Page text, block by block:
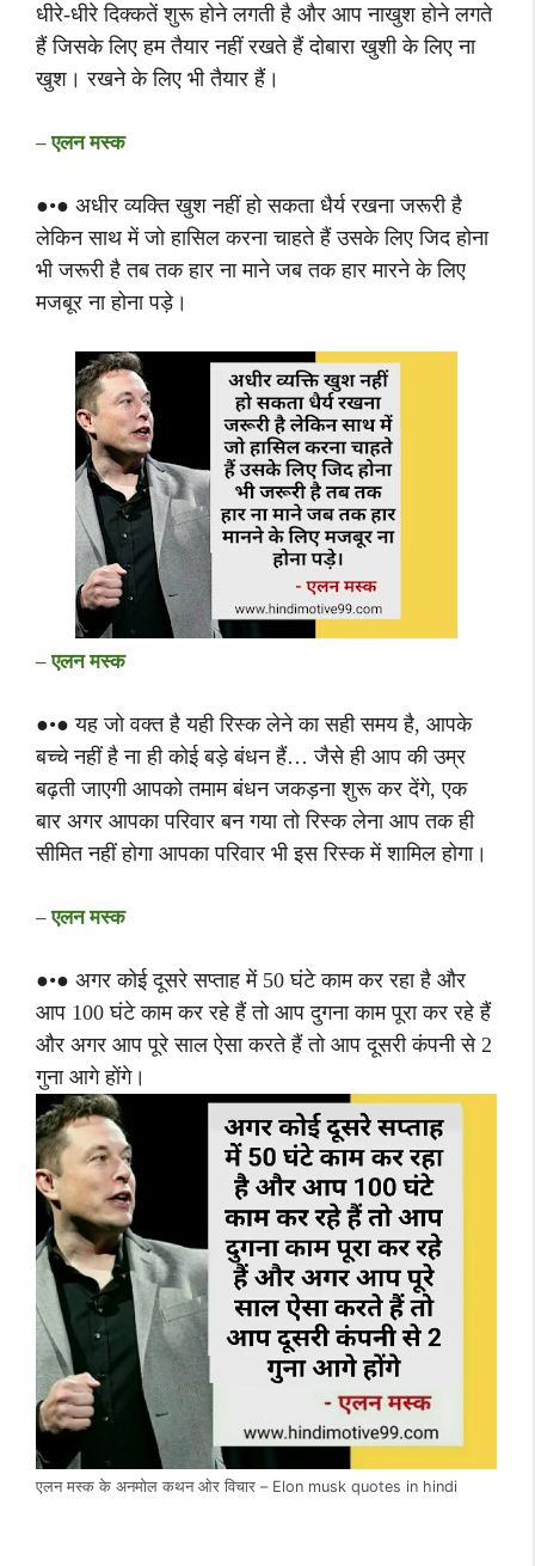
धीरे-धीरे दिक्कतें शुरू होने लगती है और आप नाखुश होने लगते
हैं जिसके लिए हम तैयार नहीं रखते हैं दोबारा खुशी के लिए ना
खुश। रखने के लिए भी तैयार हैं।
– एलन मस्क
●•● अधीर व्यक्ति खुश नहीं हो सकता धैर्य रखना जरूरी है
लेकिन साथ में जो हासिल करना चाहते हैं उसके लिए जिद होना
भी जरूरी है तब तक हार ना माने जब तक हार मारने के लिए
मजबूर ना होना पड़े।
– एलन मस्क
●•● यह जो वक्त है यही रिस्क लेने का सही समय है, आपके
बच्चे नहीं है ना ही कोई बड़े बंधन हैं… जैसे ही आप की उम्र
बढ़ती जाएगी आपको तमाम बंधन जकड़ना शुरू कर देंगे, एक
बार अगर आपका परिवार बन गया तो रिस्क लेना आप तक ही
सीमित नहीं होगा आपका परिवार भी इस रिस्क में शामिल होगा।
– एलन मस्क
●•● अगर कोई दूसरे सप्ताह में 50 घंटे काम कर रहा है और
आप 100 घंटे काम कर रहे हैं तो आप दुगना काम पूरा कर रहे हैं
और अगर आप पूरे साल ऐसा करते हैं तो आप दूसरी कंपनी से 2
गुना आगे होंगे।
एलन मस्क के अनमोल कथन ओर विचार – Elon musk quotes in hindi